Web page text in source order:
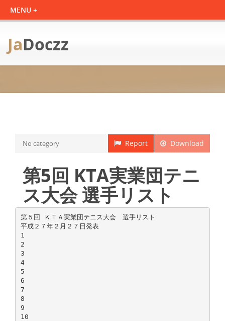
JaDoczz
Download
Report
No category
第5回 KTA実業団テニ
ス大会 選手リスト
第５回 ＫＴＡ実業団テニス大会 選手リスト
平成２７年２月２７日発表
1
2
3
4
5
6
7
8
9
10